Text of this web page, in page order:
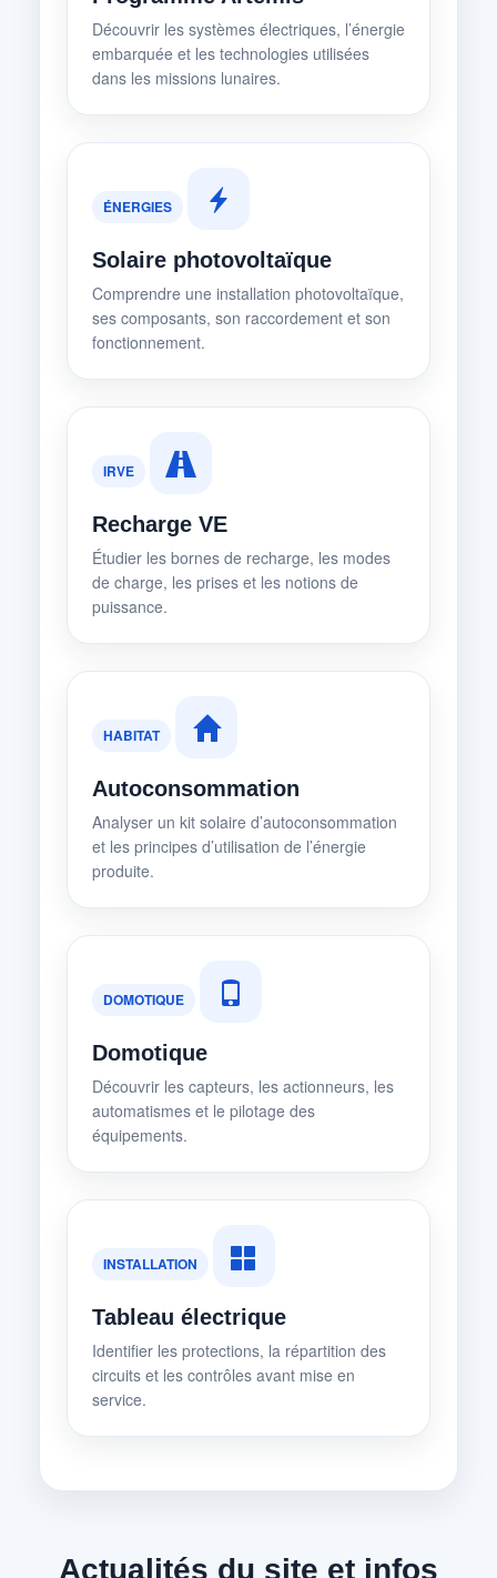
Découvrir les systèmes électriques, l’énergie
embarquée et les technologies utilisées
dans les missions lunaires.
ÉNERGIES
Solaire photovoltaïque
Comprendre une installation photovoltaïque,
ses composants, son raccordement et son
fonctionnement.
IRVE
Recharge VE
Étudier les bornes de recharge, les modes
de charge, les prises et les notions de
puissance.
HABITAT
Autoconsommation
Analyser un kit solaire d’autoconsommation
et les principes d’utilisation de l’énergie
produite.
DOMOTIQUE
Domotique
Découvrir les capteurs, les actionneurs, les
automatismes et le pilotage des
équipements.
INSTALLATION
Tableau électrique
Identifier les protections, la répartition des
circuits et les contrôles avant mise en
service.
Actualités du site et infos